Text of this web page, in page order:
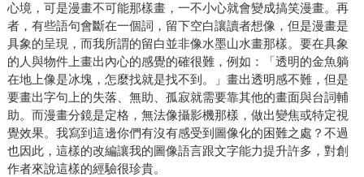
心境，可是漫畫不可能那樣畫，一不小心就會變成搞笑漫畫。再
者，有些語句會斷在一個詞，留下空白讓讀者想像，但是漫畫是
具象的呈現，而我所謂的留白並非像水墨山水畫那樣。要在具象
的人與物件上畫出內心的感覺的確很難，例如：「透明的金魚躺
在地上像是冰塊，怎麼找就是找不到。」畫出透明感不難，但是
要畫出字句上的失落、無助、孤寂就需要靠其他的畫面與台詞輔
助。而漫畫分鏡是定格，無法像攝影機那樣，做出變焦或特定視
覺效果。我寫到這邊你們有沒有感受到圖像化的困難之處？不過
也因此，這樣的改編讓我的圖像語言跟文字能力提升許多，對創
作者來說這樣的經驗很珍貴。